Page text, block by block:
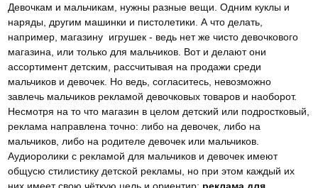
Девочкам и мальчикам, нужны разные вещи. Одним куклы и
наряды, другим машинки и пистолетики. А что делать,
например, магазину игрушек - ведь нет же чисто девочкового
магазина, или только для мальчиков. Вот и делают они
ассортимент детским, рассчитывая на продажи среди
мальчиков и девочек. Но ведь, согласитесь, невозможно
завлечь мальчиков рекламой девочковых товаров и наоборот.
Несмотря на то что магазин в целом детский или подростковый,
реклама направлена точно: либо на девочек, либо на
мальчиков, либо на родителе девочек или мальчиков.
Аудиоролики с рекламой для мальчиков и девочек имеют
общусю стилистику детской рекламы, но при этом каждый их
них имеет свою чёткую цель и ориентир: реклама для